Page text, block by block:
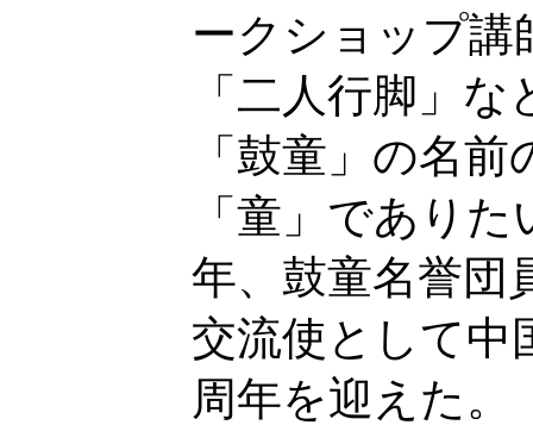
ークショップ講
「二人行脚」
「鼓童」の名
「童」であり
年、鼓童名誉団
交流使として中
周年を迎えた。